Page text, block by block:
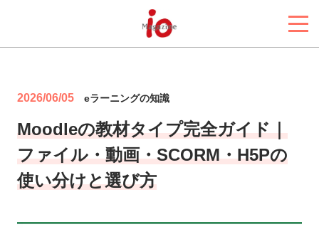
2026/06/05 eラーニングの知識
Moodleの教材タイプ完全ガイド｜
ファイル・動画・SCORM・H5Pの
使い分けと選び方